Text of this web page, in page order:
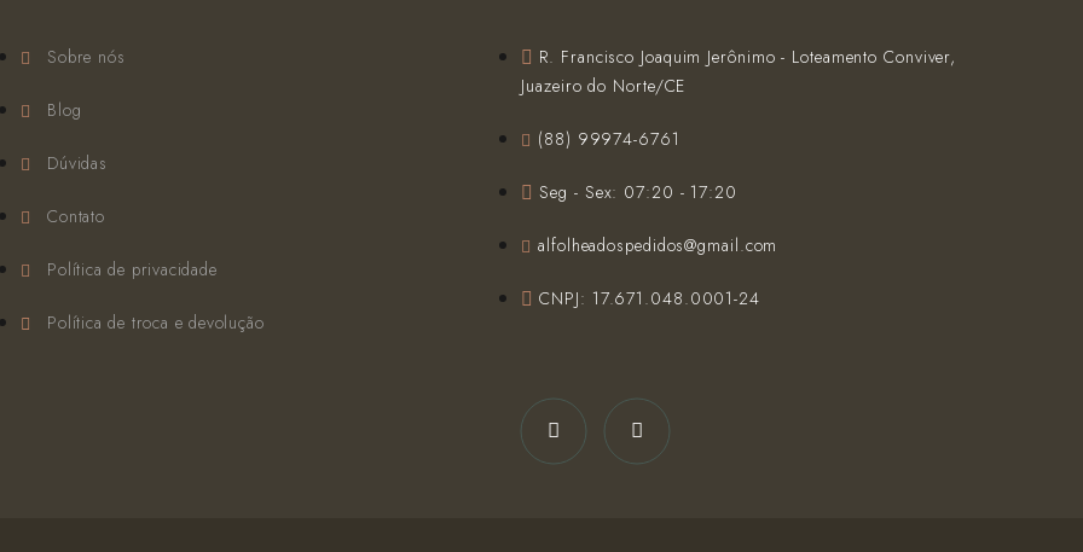
Sobre nós
Blog
Dúvidas
Contato
Política de privacidade
Política de troca e devolução
R. Francisco Joaquim Jerônimo - Loteamento Conviver,
Juazeiro do Norte/CE
(‪88) 99974-6761‬
Seg - Sex: 07:20 - 17:20
alfolheadospedidos@gmail.com
CNPJ: 17.671.048.0001-24